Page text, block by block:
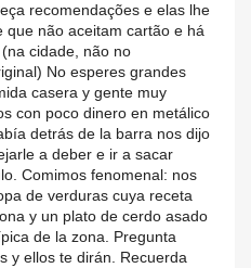
recomendações e elas lhe
que não aceitam cartão e há
cidade, não no
No esperes grandes
casera y gente muy
con poco dinero en metálico
detrás de la barra nos dijo
a deber e ir a sacar
Comimos fenomenal: nos
de verduras cuya receta
y un plato de cerdo asado
de la zona. Pregunta
y ellos te dirán. Recuerda